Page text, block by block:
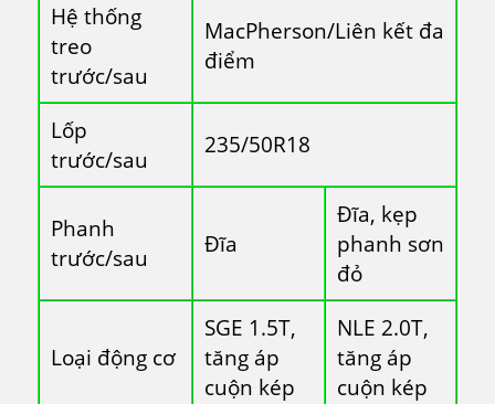
Hệ thống
treo
trước/sau
MacPherson/Liên kết đa
điểm
Lốp
trước/sau
235/50R18
Phanh
trước/sau
Đĩa
Đĩa, kẹp
phanh sơn
đỏ
Loại động cơ
SGE 1.5T,
tăng áp
cuộn kép
NLE 2.0T,
tăng áp
cuộn kép